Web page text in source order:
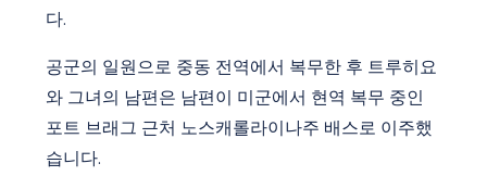
다.
공군의 일원으로 중동 전역에서 복무한 후 트루히요
와 그녀의 남편은 남편이 미군에서 현역 복무 중인
포트 브래그 근처 노스캐롤라이나주 배스로 이주했
습니다.